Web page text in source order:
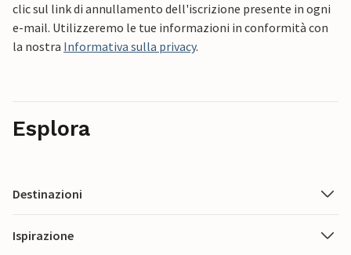
clic sul link di annullamento dell'iscrizione presente in ogni
e-mail. Utilizzeremo le tue informazioni in conformità con
la nostra Informativa sulla privacy.
Esplora
Destinazioni
Ispirazione